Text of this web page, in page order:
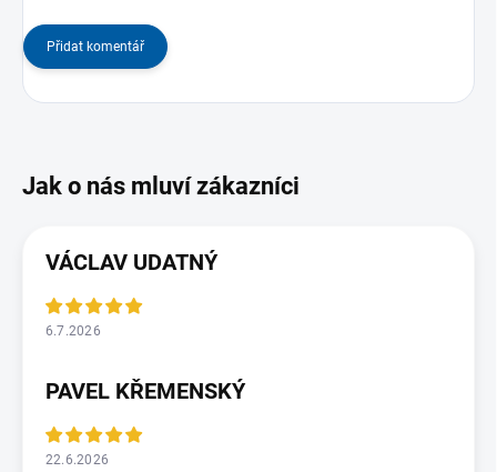
Přidat komentář
VÁCLAV UDATNÝ
6.7.2026
PAVEL KŘEMENSKÝ
22.6.2026